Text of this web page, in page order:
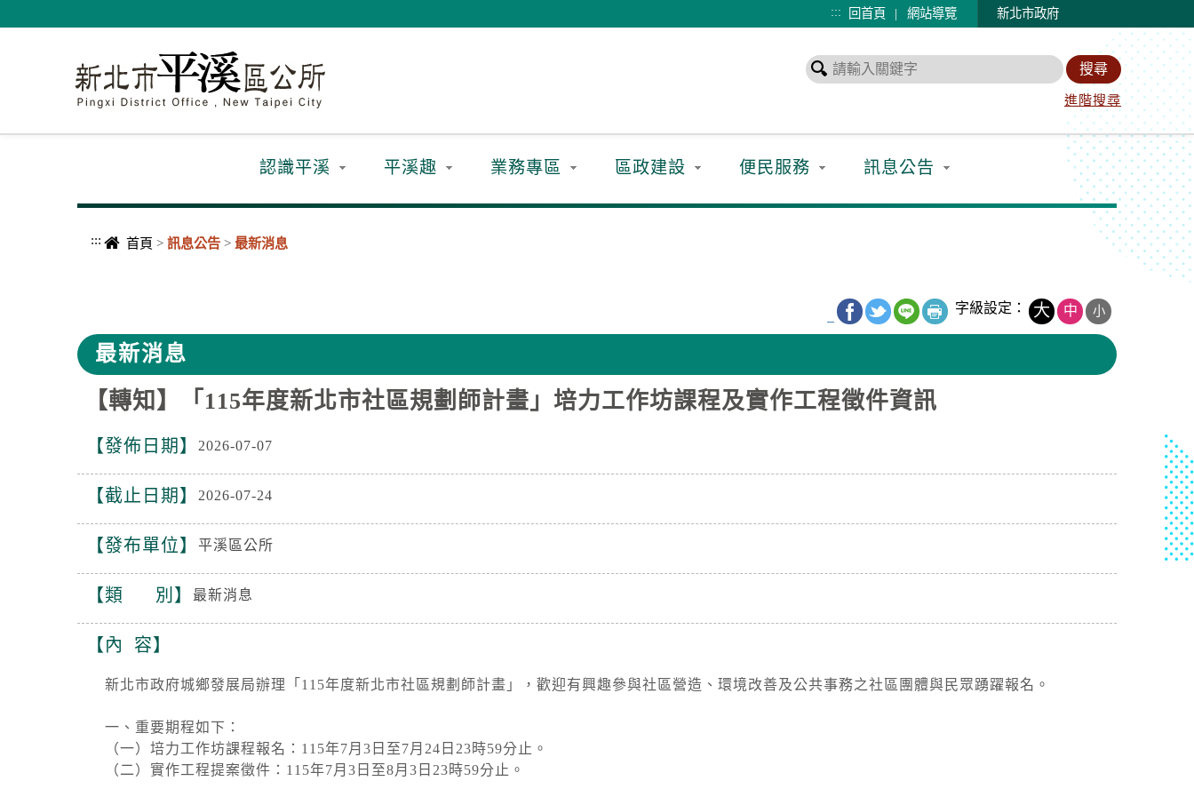
::: 回首頁 | 網站導覽 新北市政府
進階搜尋
認識平溪 平溪趣 業務專區 區政建設 便民服務 訊息公告
::: 首頁 > 訊息公告 > 最新消息
字級設定： 大 中 小
最新消息
【轉知】「115年度新北市社區規劃師計畫」培力工作坊課程及實作工程徵件資訊
發佈日期 2026-07-07
截止日期 2026-07-24
發布單位 平溪區公所
類 別 最新消息
內 容
新北市政府城鄉發展局辦理「115年度新北市社區規劃師計畫」，歡迎有興趣參與社區營造、環境改善及公共事務之社區團體與民眾踴躍報名。
一、重要期程如下：
（一）培力工作坊課程報名：115年7月3日至7月24日23時59分止。
（二）實作工程提案徵件：115年7月3日至8月3日23時59分止。